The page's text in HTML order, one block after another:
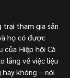
trại tham gia sản
họ có được
của Hiệp hội Cà
lắng về việc liệu
không – nói